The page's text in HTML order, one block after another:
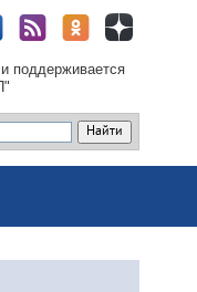
поддерживается